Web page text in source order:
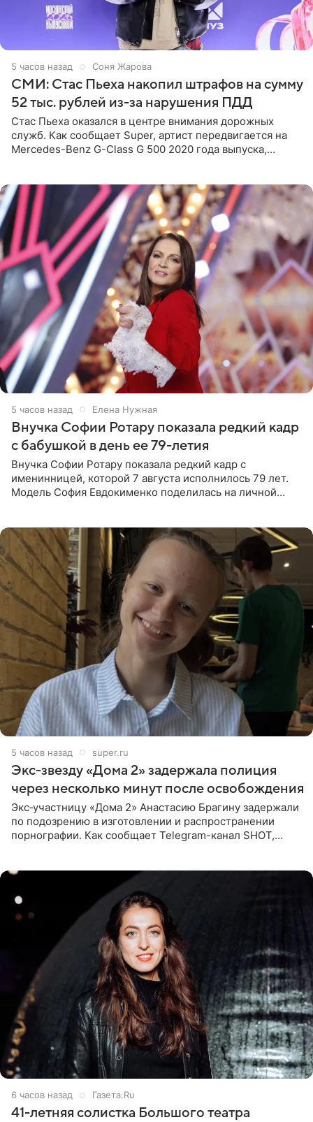
5 часов назад Соня Жарова
СМИ: Стас Пьеха накопил штрафов на сумму
52 тыс. рублей из-за нарушения ПДД
Стас Пьеха оказался в центре внимания дорожных
служб. Как сообщает Super, артист передвигается на
Mercedes-Benz G-Class G 500 2020 года выпуска,
5 часов назад Елена Нужная
Внучка Софии Ротару показала редкий кадр
с бабушкой в день ее 79-летия
Внучка Софии Ротару показала редкий кадр с
именинницей, которой 7 августа исполнилось 79 лет.
Модель София Евдокименко поделилась на личной
5 часов назад super.ru
Экс‑звезду «Дома 2» задержала полиция
через несколько минут после освобождения
Экс‑участницу «Дома 2» Анастасию Брагину задержали
по подозрению в изготовлении и распространении
порнографии. Как сообщает Telegram-канал SHOT,
6 часов назад Газета.Ru
41-летняя солистка Большого театра